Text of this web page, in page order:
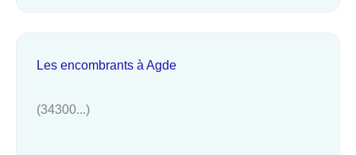
Les encombrants à Agde
(34300...)